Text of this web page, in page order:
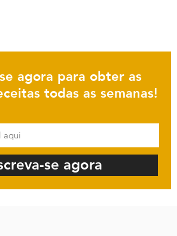
agora para obter as
todas as semanas!
se agora